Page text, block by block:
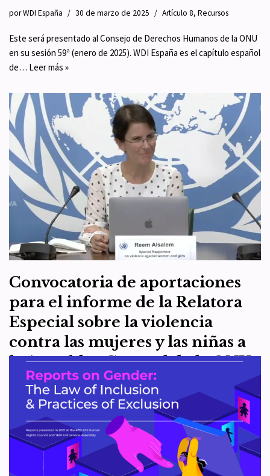
porWDI España 30 de marzo de 2025 Artículo 8, Recursos
Este será presentado al Consejo de Derechos Humanos de la ONU
en su sesión 59ª (enero de 2025). WDI España es el capítulo español
de… Leer más »
Convocatoria de aportaciones
para el informe de la Relatora
Especial sobre la violencia
contra las mujeres y las niñas a
la Asamblea General de la ONU
sobre la violencia contra las
mujeres y las niñas en el
deporte
porWDI España 15 de mayo de 2024 Artículo 7, Artículo 8 ,Recursos
El capítulo español de Women’s Declaration International (WDI), la